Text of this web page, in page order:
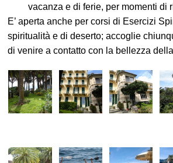
vacanza e di ferie, per momenti di
E’ aperta anche per corsi di Esercizi
spiritualità e di deserto; accoglie
di venire a contatto con la bellezza